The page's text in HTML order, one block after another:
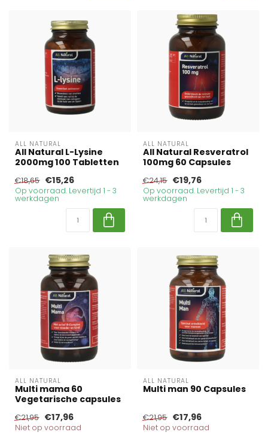
ALL NATURAL
All Natural L-Lysine
2000mg 100 Tabletten
€18,65 €15,26
Op voorraad. Levertijd 1 - 3
werkdagen
ALL NATURAL
All Natural Resveratrol
100mg 60 Capsules
€24,15 €19,76
Op voorraad. Levertijd 1 - 3
werkdagen
ALL NATURAL
Multi mama 60
Vegetarische capsules
€21,95 €17,96
Niet op voorraad
ALL NATURAL
Multi man 90 Capsules
€21,95 €17,96
Niet op voorraad